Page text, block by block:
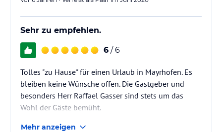
Sehr zu empfehlen.
6 / 6
Tolles "zu Hause" für einen Urlaub in Mayrhofen. Es
bleiben keine Wünsche offen. Die Gastgeber und
besonders Herr Raffael Gasser sind stets um das
Wohl der Gäste bemüht.
Mehr anzeigen